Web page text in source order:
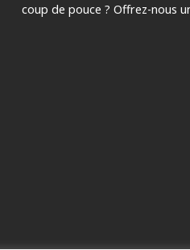
coup de pouce ? Offrez-nous